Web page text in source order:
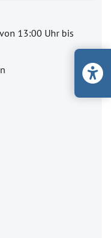
13:00 Uhr bis